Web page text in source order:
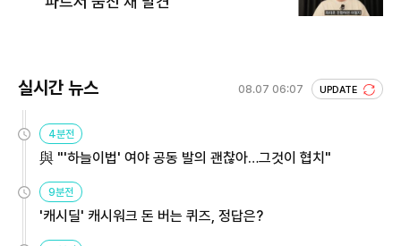
실시간 뉴스 08.07 06:07 UPDATE
4분전
與 "'하늘이법' 여야 공동 발의 괜찮아…그것이 협치"
9분전
'캐시딜' 캐시워크 돈 버는 퀴즈, 정답은?